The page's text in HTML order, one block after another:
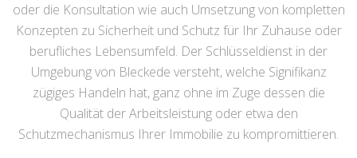
oder die Konsultation wie auch Umsetzung von kompletten
Konzepten zu Sicherheit und Schutz für Ihr Zuhause oder
berufliches Lebensumfeld. Der Schlüsseldienst in der
Umgebung von Bleckede versteht, welche Signifikanz
zügiges Handeln hat, ganz ohne im Zuge dessen die
Qualität der Arbeitsleistung oder etwa den
Schutzmechanismus Ihrer Immobilie zu kompromittieren.